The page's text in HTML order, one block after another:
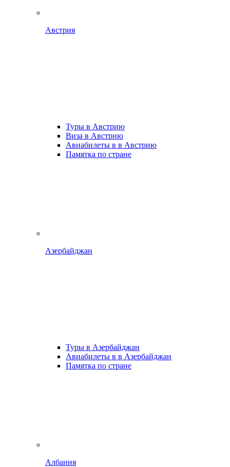
Австрия
Туры в Австрию
Виза в Австрию
Авиабилеты в в Австрию
Памятка по стране
Азербайджан
Туры в Азербайджан
Авиабилеты в в Азербайджан
Памятка по стране
Албания